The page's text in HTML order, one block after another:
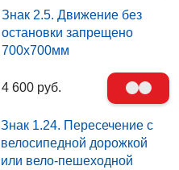
Знак 2.5. Движение без
остановки запрещено
700х700мм
4 600 руб.
Знак 1.24. Пересечение с
велосипедной дорожкой
или вело-пешеходной